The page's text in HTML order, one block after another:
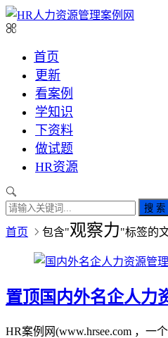
首页
更新
看案例
学知识
下资料
做试题
HR资源
搜 索
首页 包含"观察力"标签的
置顶 国内外名企人力
HR案例网(www.hrsee.com ，